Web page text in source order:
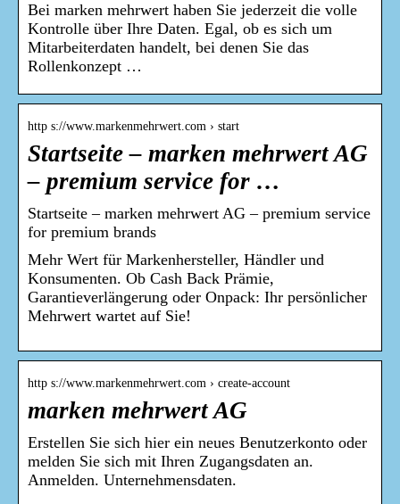
Bei marken mehrwert haben Sie jederzeit die volle
Kontrolle über Ihre Daten. Egal, ob es sich um
Mitarbeiterdaten handelt, bei denen Sie das
Rollenkonzept …
http s://www.markenmehrwert.com › start
Startseite – marken mehrwert AG
– premium service for …
Startseite – marken mehrwert AG – premium service
for premium brands
Mehr Wert für Markenhersteller, Händler und
Konsumenten. Ob Cash Back Prämie,
Garantieverlängerung oder Onpack: Ihr persönlicher
Mehrwert wartet auf Sie!
http s://www.markenmehrwert.com › create-account
marken mehrwert AG
Erstellen Sie sich hier ein neues Benutzerkonto oder
melden Sie sich mit Ihren Zugangsdaten an.
Anmelden. Unternehmensdaten.